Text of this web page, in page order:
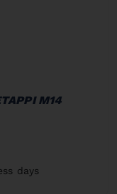
M14
days